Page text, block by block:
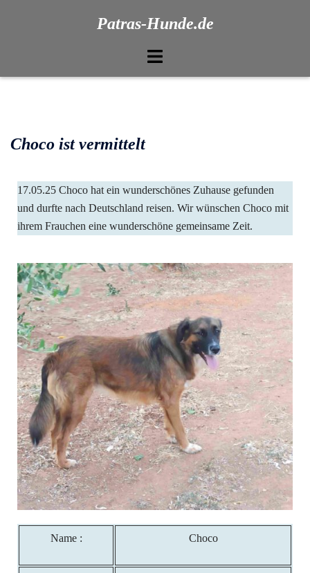
Patras-Hunde.de
Choco ist vermittelt
17.05.25 Choco hat ein wunderschönes Zuhause gefunden
und durfte nach Deutschland reisen. Wir wünschen Choco mit
ihrem Frauchen eine wunderschöne gemeinsame Zeit.
Name : Choco